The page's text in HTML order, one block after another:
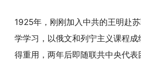
1925年，刚刚加入中共的王明赴
学学习，以俄文和列宁主义课程
得重用，两年后即随联共中央代表